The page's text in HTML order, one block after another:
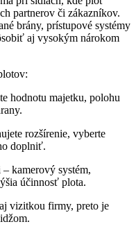
partnerov či zákazníkov.
brány, prístupové systémy
aj vysokým nárokom
hodnotu majetku, polohu
rozšírenie, vyberte
doplniť.
kamerový systém,
účinnosť plota.
vizitkou firmy, preto je